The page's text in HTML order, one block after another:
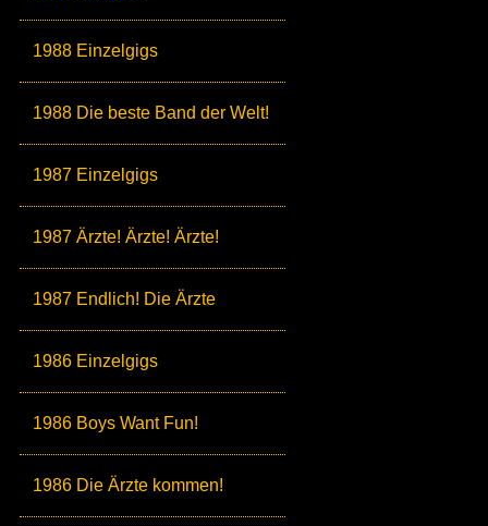
1988 Einzelgigs
1988 Die beste Band der Welt!
1987 Einzelgigs
1987 Ärzte! Ärzte! Ärzte!
1987 Endlich! Die Ärzte
1986 Einzelgigs
1986 Boys Want Fun!
1986 Die Ärzte kommen!